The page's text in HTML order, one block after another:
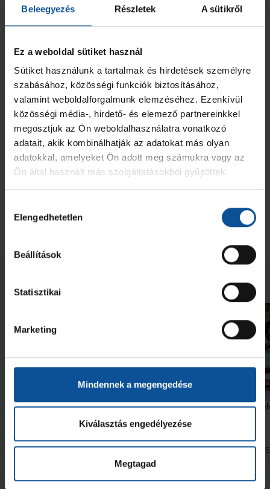
Beleegyezés Részletek A sütikről
Ez a weboldal sütiket használ
Sütiket használunk a tartalmak és hirdetések személyre
szabásához, közösségi funkciók biztosításához,
valamint weboldalforgalmunk elemzéséhez. Ezenkívül
közösségi média-, hirdető- és elemező partnereinkkel
megosztjuk az Ön weboldalhasználatra vonatkozó
adatait, akik kombinálhatják az adatokat más olyan
adatokkal, amelyeket Ön adott meg számukra vagy az
Ön által használt más szolgáltatásokból gyűjtöttek.
kiválasztása
Elengedhetetlen
Beállítások
Statisztikai
Marketing
Mindennek a megengedése
Kiválasztás engedélyezése
Megtagad
Bajnokok Ligája 2026. júl. 29.
Szeptember 10-én itthon
Bajnokok Ligája 2026. júl.
Bemutatjuk BL-